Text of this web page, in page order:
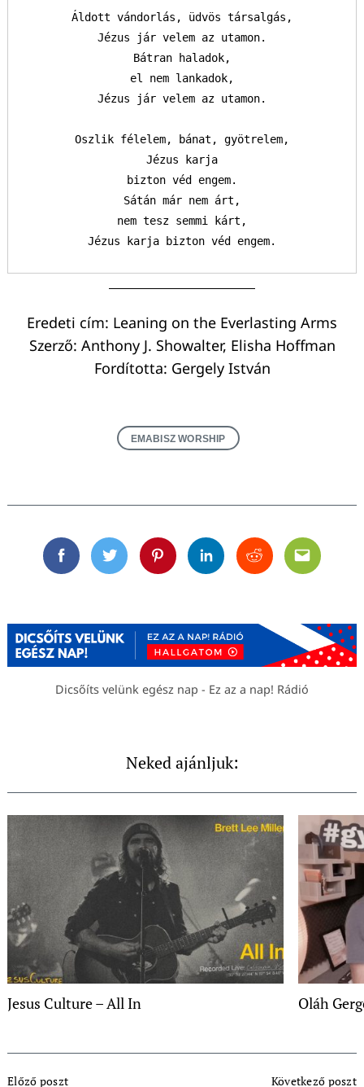
Áldott vándorlás, üdvös társalgás,
Jézus jár velem az utamon.
Bátran haladok,
el nem lankadok,
Jézus jár velem az utamon.
Oszlik félelem, bánat, gyötrelem,
Jézus karja
bizton véd engem.
Sátán már nem árt,
nem tesz semmi kárt,
Jézus karja bizton véd engem.
Eredeti cím: Leaning on the Everlasting Arms
Szerző: Anthony J. Showalter, Elisha Hoffman
Fordította: Gergely István
EMABISZ WORSHIP
FacebookTwitterPinterestLinkedinRedditEmail
Dicsőíts velünk egész nap - Ez az a nap! Rádió
Neked ajánljuk:
Jesus Culture – All In Oláh
Előző poszt Következő poszt